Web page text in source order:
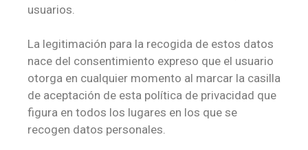
usuarios.
La legitimación para la recogida de estos datos
nace del consentimiento expreso que el usuario
otorga en cualquier momento al marcar la casilla
de aceptación de esta política de privacidad que
figura en todos los lugares en los que se
recogen datos personales.